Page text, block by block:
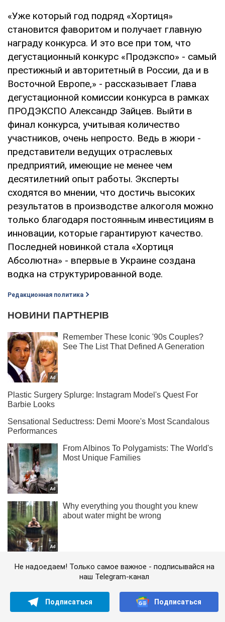
«Уже который год подряд «Хортиця»
становится фаворитом и получает главную
награду конкурса. И это все при том, что
дегустационный конкурс «Продэкспо» - самый
престижный и авторитетный в России, да и в
Восточной Европе,» - рассказывает Глава
дегустационной комиссии конкурса в рамках
ПРОДЭКСПО Александр Зайцев. Выйти в
финал конкурса, учитывая количество
участников, очень непросто. Ведь в жюри -
представители ведущих отраслевых
предприятий, имеющие не менее чем
десятилетний опыт работы. Эксперты
сходятся во мнении, что достичь высоких
результатов в производстве алкоголя можно
только благодаря постоянным инвестициям в
инновации, которые гарантируют качество.
Последней новинкой стала «Хортиця
Абсолютна» - впервые в Украине создана
водка на структурированной воде.
Редакционная политика
Не надоедаем! Только самое важное - подписывайся на
наш Telegram-канал
Подписаться Подписаться